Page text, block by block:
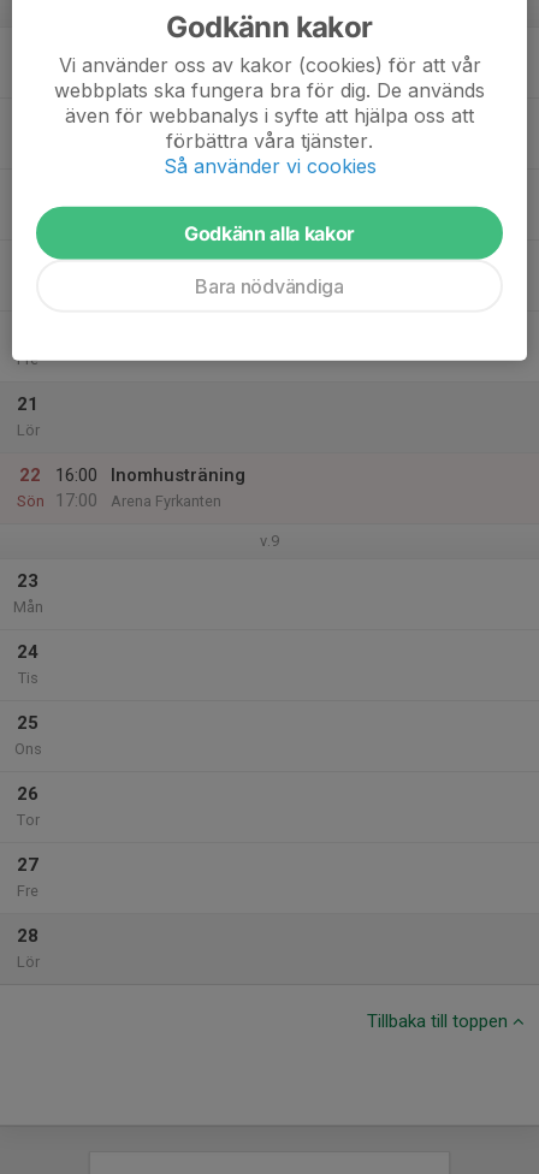
Ons
Fre
21
Lör
22
Sön
16:00
17:00
Inomhusträning
Arena Fyrkanten
v.9
23
Mån
24
Tis
25
Ons
26
Tor
27
Fre
28
Lör
Tillbaka till toppen
Godkänn kakor
Vi använder oss av kakor (cookies) för att vår
webbplats ska fungera bra för dig. De används
även för webbanalys i syfte att hjälpa oss att
förbättra våra tjänster.
Så använder vi cookies
Godkänn alla kakor
Bara nödvändiga